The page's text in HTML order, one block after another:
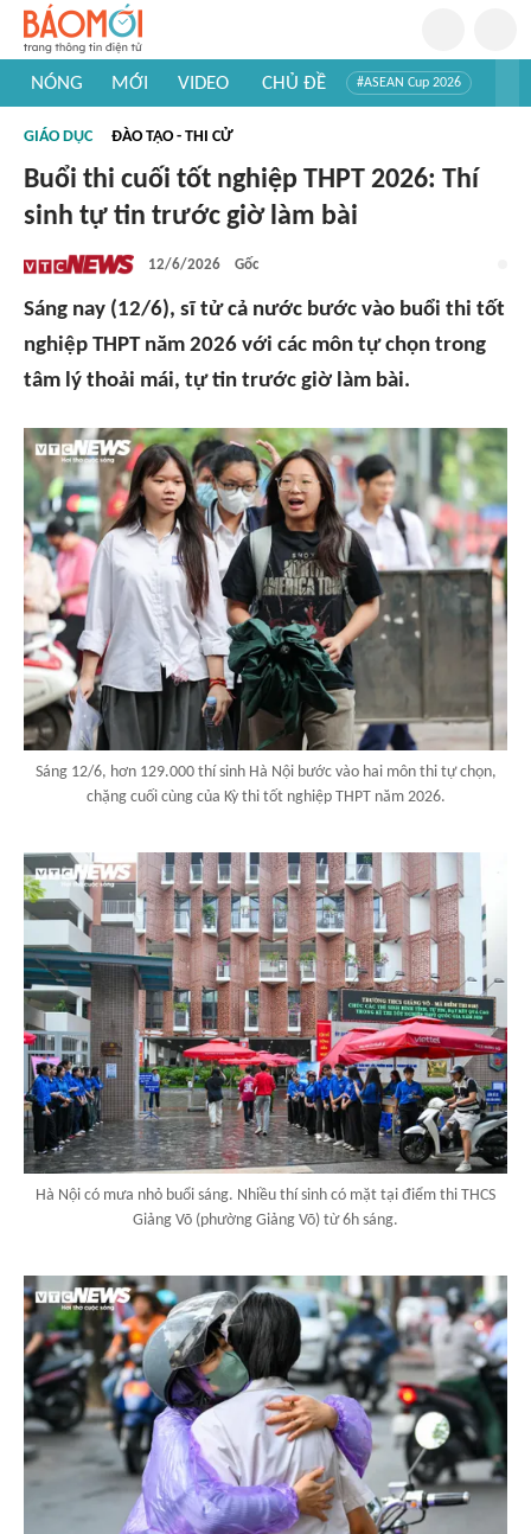
NÓNG MỚI VIDEO CHỦ ĐỀ #ASEAN Cup 2026
#Khám phá Việt Nam
#Khám phá thế giới
GIÁO DỤC ĐÀO TẠO - THI CỬ
Buổi thi cuối tốt nghiệp THPT 2026: Thí
sinh tự tin trước giờ làm bài
12/6/2026 Gốc
Sáng nay (12/6), sĩ tử cả nước bước vào buổi thi tốt
nghiệp THPT năm 2026 với các môn tự chọn trong
tâm lý thoải mái, tự tin trước giờ làm bài.
Sáng 12/6, hơn 129.000 thí sinh Hà Nội bước vào hai môn thi tự chọn,
chặng cuối cùng của Kỳ thi tốt nghiệp THPT năm 2026.
Hà Nội có mưa nhỏ buổi sáng. Nhiều thí sinh có mặt tại điểm thi THCS
Giảng Võ (phường Giảng Võ) từ 6h sáng.